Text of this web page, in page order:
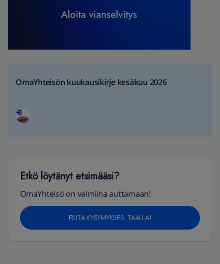
OmaYhteisön kuukausikirje kesäkuu 2026
Etkö löytänyt etsimääsi?
OmaYhteisö on valmiina auttamaan!
ESITÄ KYSYMYKSESI TÄÄLLÄ!